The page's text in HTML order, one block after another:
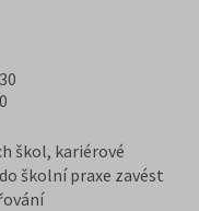
škol, kariérové
školní praxe zavést